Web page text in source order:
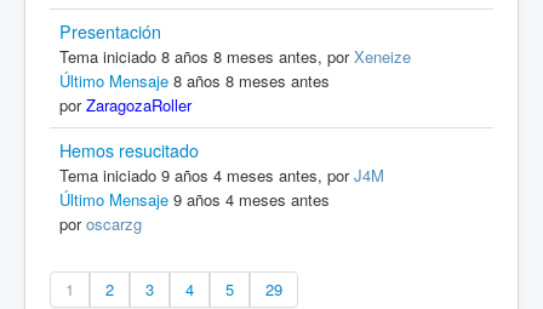
Presentación
Tema iniciado 8 años 8 meses antes, porXeneize
Último Mensaje 8 años 8 meses antes
porZaragozaRoller
Hemos resucitado
Tema iniciado 9 años 4 meses antes, porJ4M
Último Mensaje 9 años 4 meses antes
poroscarzg
1 2 3 4 5 29